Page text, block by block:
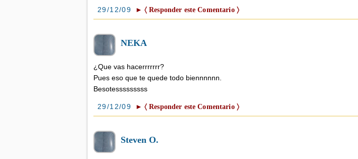
29/12/09 ► 〈 Responder este Comentario 〉
NEKA
¿Que vas hacerrrrrrr?
Pues eso que te quede todo biennnnnn.
Besotesssssssss
29/12/09 ► 〈 Responder este Comentario 〉
Steven O.